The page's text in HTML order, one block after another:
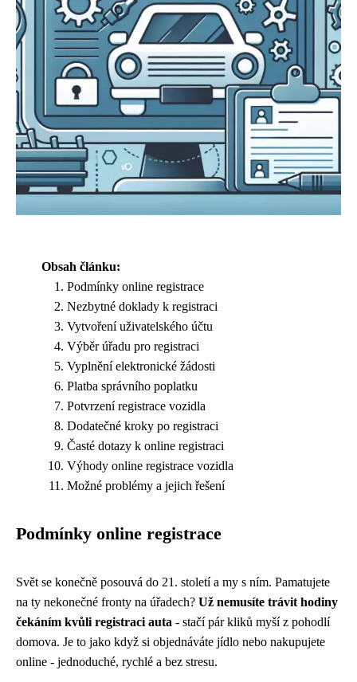
Obsah článku:
Podmínky online registrace
Nezbytné doklady k registraci
Vytvoření uživatelského účtu
Výběr úřadu pro registraci
Vyplnění elektronické žádosti
Platba správního poplatku
Potvrzení registrace vozidla
Dodatečné kroky po registraci
Časté dotazy k online registraci
Výhody online registrace vozidla
Možné problémy a jejich řešení
Podmínky online registrace
Svět se konečně posouvá do 21. století a my s ním. Pamatujete
na ty nekonečné fronty na úřadech? Už nemusíte trávit hodiny
čekáním kvůli registraci auta - stačí pár kliků myší z pohodlí
domova. Je to jako když si objednáváte jídlo nebo nakupujete
online - jednoduché, rychlé a bez stresu.